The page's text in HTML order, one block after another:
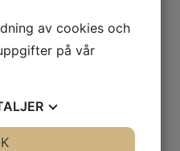
av cookies och
på vår